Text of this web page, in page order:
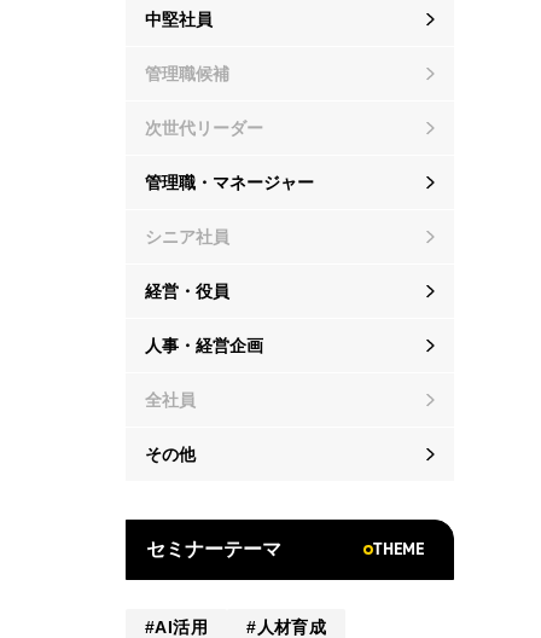
中堅社員
管理職候補
次世代リーダー
管理職・マネージャー
シニア社員
経営・役員
人事・経営企画
全社員
その他
セミナーテーマ THEME
AI活用
人材育成